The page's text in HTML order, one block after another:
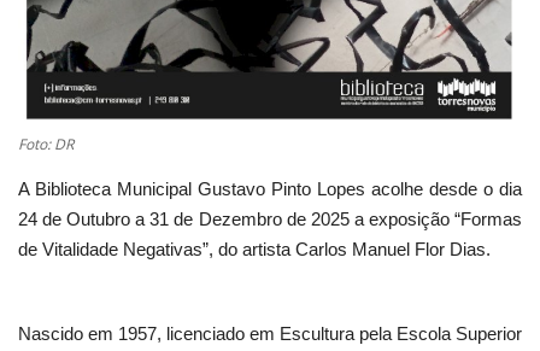
Foto: DR
A Biblioteca Municipal Gustavo Pinto Lopes acolhe desde o dia
24 de Outubro a 31 de Dezembro de 2025 a exposição “Formas
de Vitalidade Negativas”, do artista Carlos Manuel Flor Dias.
Nascido em 1957, licenciado em Escultura pela Escola Superior